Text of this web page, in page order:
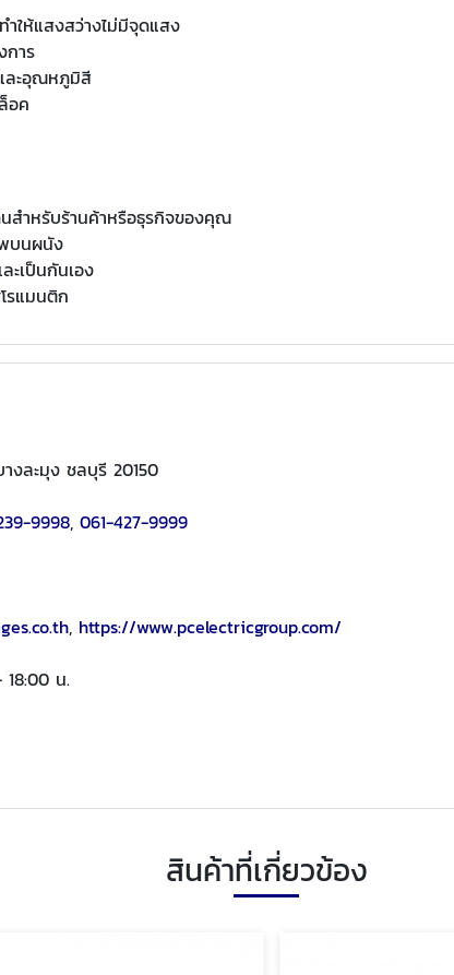
ำให้แสงสว่างไม่มีจุดแสง
การ
ละอุณหภูมิสี
อค
นสำหรับร้านค้าหรือธุรกิจของคุณ
บนผนัง
ะเป็นกันเอง
รแมนติก
งละมุง ชลบุรี 20150
9998, 061-427-9999
, https://www.pcelectricgroup.com/
น.
สินค้าที่เกี่ยวข้อง